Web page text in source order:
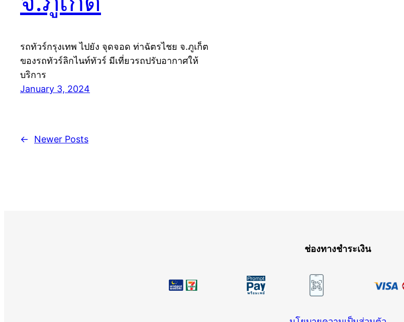
รถทัวร์กรุงเทพ ไปยัง จุดจอด ท่าฉัตรไชย จ.ภูเก็ต
ของรถทัวร์ลิกไนท์ทัวร์ มีเที่ยวรถปรับอากาศให้
บริการ
January 3, 2024
← Newer Posts
ช่องทางชำระเงิน